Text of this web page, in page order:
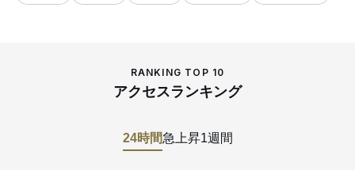
RANKING TOP 10
アクセスランキング
24時間急上昇1週間